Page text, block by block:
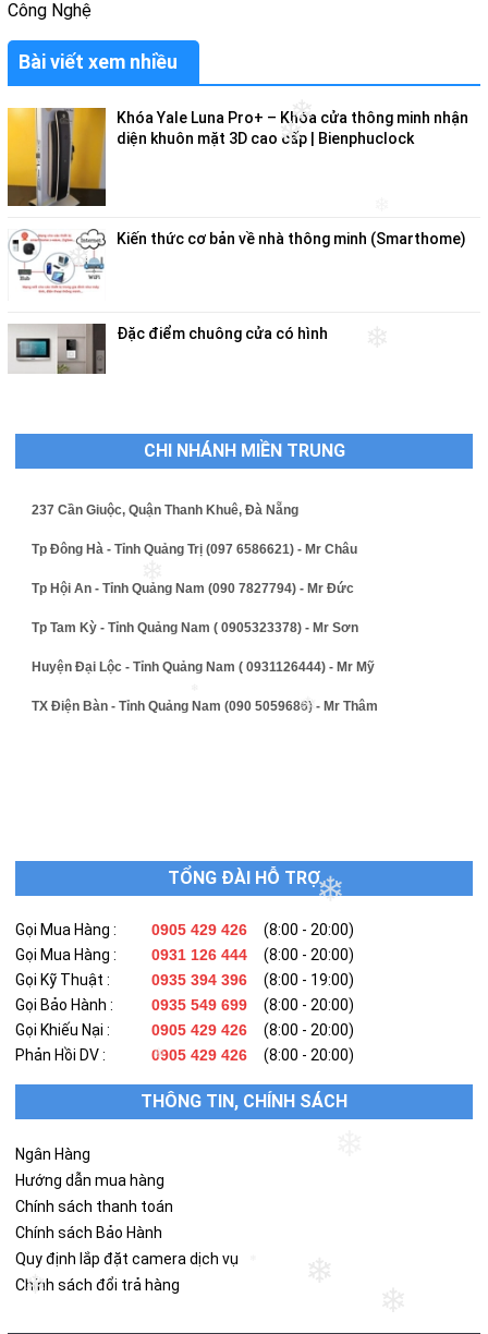
Công Nghệ
Bài viết xem nhiều
Khóa Yale Luna Pro+ – Khóa cửa thông minh nhận
diện khuôn mặt 3D cao cấp | Bienphuclock
Kiến thức cơ bản về nhà thông minh (Smarthome)
Đặc điểm chuông cửa có hình
CHI NHÁNH MIỀN TRUNG
237 Cần Giuộc, Quận Thanh Khuê, Đà Nẵng
Tp Đông Hà - Tỉnh Quảng Trị (097 6586621) - Mr Châu
Tp Hội An - Tỉnh Quảng Nam (090 7827794) - Mr Đức
Tp Tam Kỳ - Tỉnh Quảng Nam ( 0905323378) - Mr Sơn
Huyện Đại Lộc - Tỉnh Quảng Nam ( 0931126444) - Mr Mỹ
TX Điện Bàn - Tỉnh Quảng Nam (090 5059686) - Mr Thâm
TỔNG ĐÀI HỖ TRỢ
Gọi Mua Hàng : 0905 429 426
(8:00 - 20:00)
Gọi Mua Hàng :
0931 126 444
(8:00 - 20:00)
Gọi Kỹ Thuật :
0935 394 396
(8:00 - 19:00)
Gọi Bảo Hành :
0935 549 699
(8:00 - 20:00)
Gọi Khiếu Nại :
0905 429 426
(8:00 - 20:00)
Phản Hồi DV :
0905 429 426 (8:00 - 20:00)
THÔNG TIN, CHÍNH SÁCH
Ngân Hàng
Hướng dẫn mua hàng
Chính sách thanh toán
Chính sách Bảo Hành
Quy định lắp đặt camera dịch vụ
Chính sách đổi trả hàng
❄
❄
❄
❄
❄
❄
❄
❄